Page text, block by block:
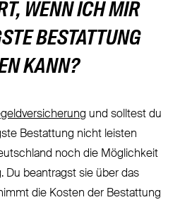
WENN ICH MIR
BESTATTUNG
KANN?
und solltest du
Bestattung nicht leisten
noch die Möglichkeit
Du beantragst sie über das
die Kosten der Bestattung